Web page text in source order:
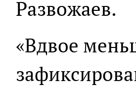
Развожаев.
«Вдвое